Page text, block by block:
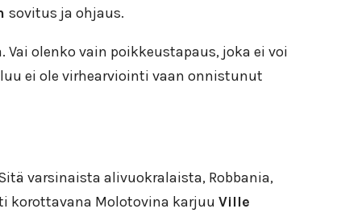
sovitus ja ohjaus.
olenko vain poikkeustapaus, joka ei voi
ei ole virhearviointi vaan onnistunut
varsinaista alivuokralaista, Robbania,
korottavana Molotovina karjuu Ville